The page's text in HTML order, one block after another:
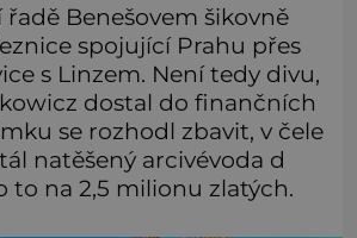
Benešovem šikovně
spojující Prahu přes
s Linzem. Není tedy divu,
dostal do finančních
se rozhodl zbavit, v čele
natěšený arcivévoda d
to na 2,5 milionu zlatých.